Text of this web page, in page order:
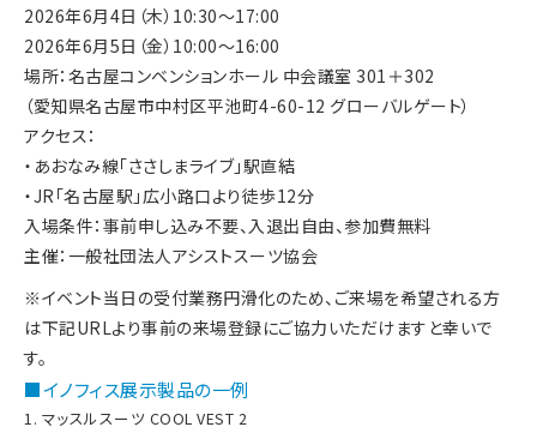
2026年6月4日（木）10:30～17:00
2026年6月5日（金）10:00～16:00
場所： 名古屋コンベンションホール 中会議室 301＋302
（愛知県名古屋市中村区平池町4-60-12 グローバルゲート）
アクセス：
・あおなみ線「ささしまライブ」駅直結
・JR「名古屋駅」広小路口より徒歩12分
入場条件： 事前申し込み不要、入退出自由、参加費無料
主催： 一般社団法人アシストスーツ協会
※イベント当日の受付業務円滑化のため、ご来場を希望される方
は下記URLより事前の来場登録にご協力いただけますと幸いで
す。
■イノフィス展示製品の一例
1. マッスルスーツ COOL VEST 2